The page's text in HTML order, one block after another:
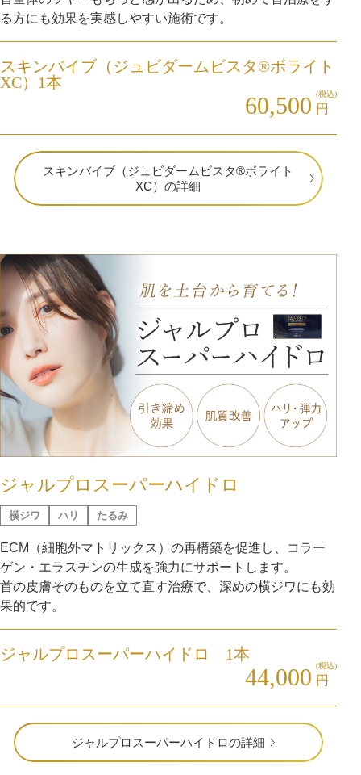
る方にも効果を実感しやすい施術です。
スキンバイブ（ジュビダームビスタ®ボライト
XC）1本
60,500 (税込)
円
スキンバイブ（ジュビダームビスタ®ボライト
XC）の詳細
ジャルプロスーパーハイドロ
横ジワ ハリ たるみ
ECM（細胞外マトリックス）の再構築を促進し、コラー
ゲン・エラスチンの生成を強力にサポートします。
首の皮膚そのものを立て直す治療で、深めの横ジワにも効
果的です。
ジャルプロスーパーハイドロ 1本
44,000 (税込)
円
ジャルプロスーパーハイドロの詳細